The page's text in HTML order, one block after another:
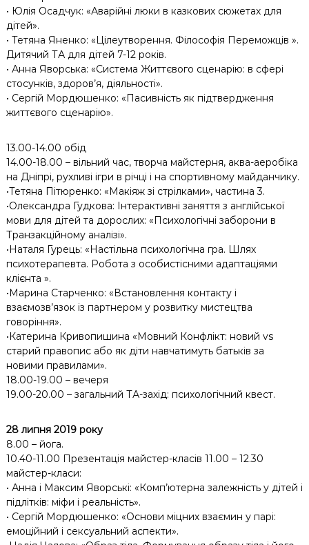
• Юлія Осадчук: «Аварійні люки в казкових сюжетах для
дітей».
• Тетяна Яненко: «Цілеутворення. Філософія Переможців ».
Дитячий ТА для дітей 7-12 років.
• Анна Яворська: «Система Життєвого сценарію: в сфері
стосунків, здоров’я, діяльності».
• Сергій Мордюшенко: «Пасивність як підтвердження
життєвого сценарію».
13.00-14.00 обід
14.00-18.00 – вільний час, творча майстерня, аква-аеробіка
на Дніпрі, рухливі ігри в річці і на спортивному майданчику.
•Тетяна Пітюренко: «Макіяж зі стрілками», частина 3.
•Олександра Гудкова: Інтерактивні заняття з англійської
мови для дітей та дорослих: «Психологічні заборони в
Транзакційному аналізі».
•Наталя Гурець: «Настільна психологічна гра. Шлях
психотерапевта. Робота з особистісними адаптаціями
клієнта ».
•Марина Старченко: «Встановлення контакту і
взаємозв’язок із партнером у розвитку мистецтва
говоріння».
•Катерина Кривопишина «Мовний Конфлікт: новий vs
старий правопис або як діти навчатимуть батьків за
новими правилами».
18.00-19.00 – вечеря
19.00-20.00 – загальний ТА-захід: психологічний квест.
28 липня 2019 року
8.00 – йога.
10.40-11.00 Презентація майстер-класів 11.00 – 12.30
майстер-класи:
• Анна і Максим Яворські: «Комп’ютерна залежність у дітей і
підлітків: міфи і реальність».
• Сергій Мордюшенко: «Основи міцних взаємин у парі:
емоційний і сексуальний аспекти».